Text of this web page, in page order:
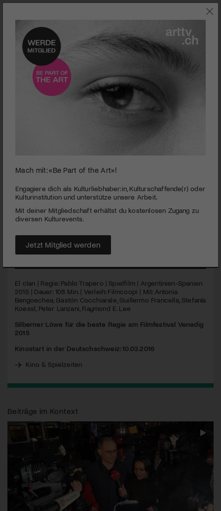
seconds
minutes,
seconds
El clan
PUBLIZIERT AM 8. MÄRZ 2016
verdient ihren Lebensunterhalt auf ganz besondere Art:
Patriarch Arquímedes organisiert die Entführung von Kindern
für deren Freilassung…
MEHR
El clan | Regie: Pablo Trapero | Spielfilm | Argentinien-Spanien
2015 | Dauer: 108 Min. | Verleih: Filmcoopi | Mit: Antonia
Bengoechea, Gastón Cocchiarale, Guillermo Francella, Stefanía
Koessl, Peter Lanzani, Raymond E. Lee
Silberner Löwe für die beste Regie am Filmfestival Venedig
2015
Kinostart in der Deutschschweiz: 10.03.2016
Kino & Spielzeiten
Beiträge im Kontext
Mach mit: «Be Part of the Art»!
Engagiere dich als Kulturliebhaber:in, Kulturschaffende(r) oder
Kulturinstitution und unterstütze unsere Arbeit.
Mit deiner Mitgliedschaft erhältst du kostenlosen Zugang zu
diversen Kulturevents.
Jetzt Mitglied werden